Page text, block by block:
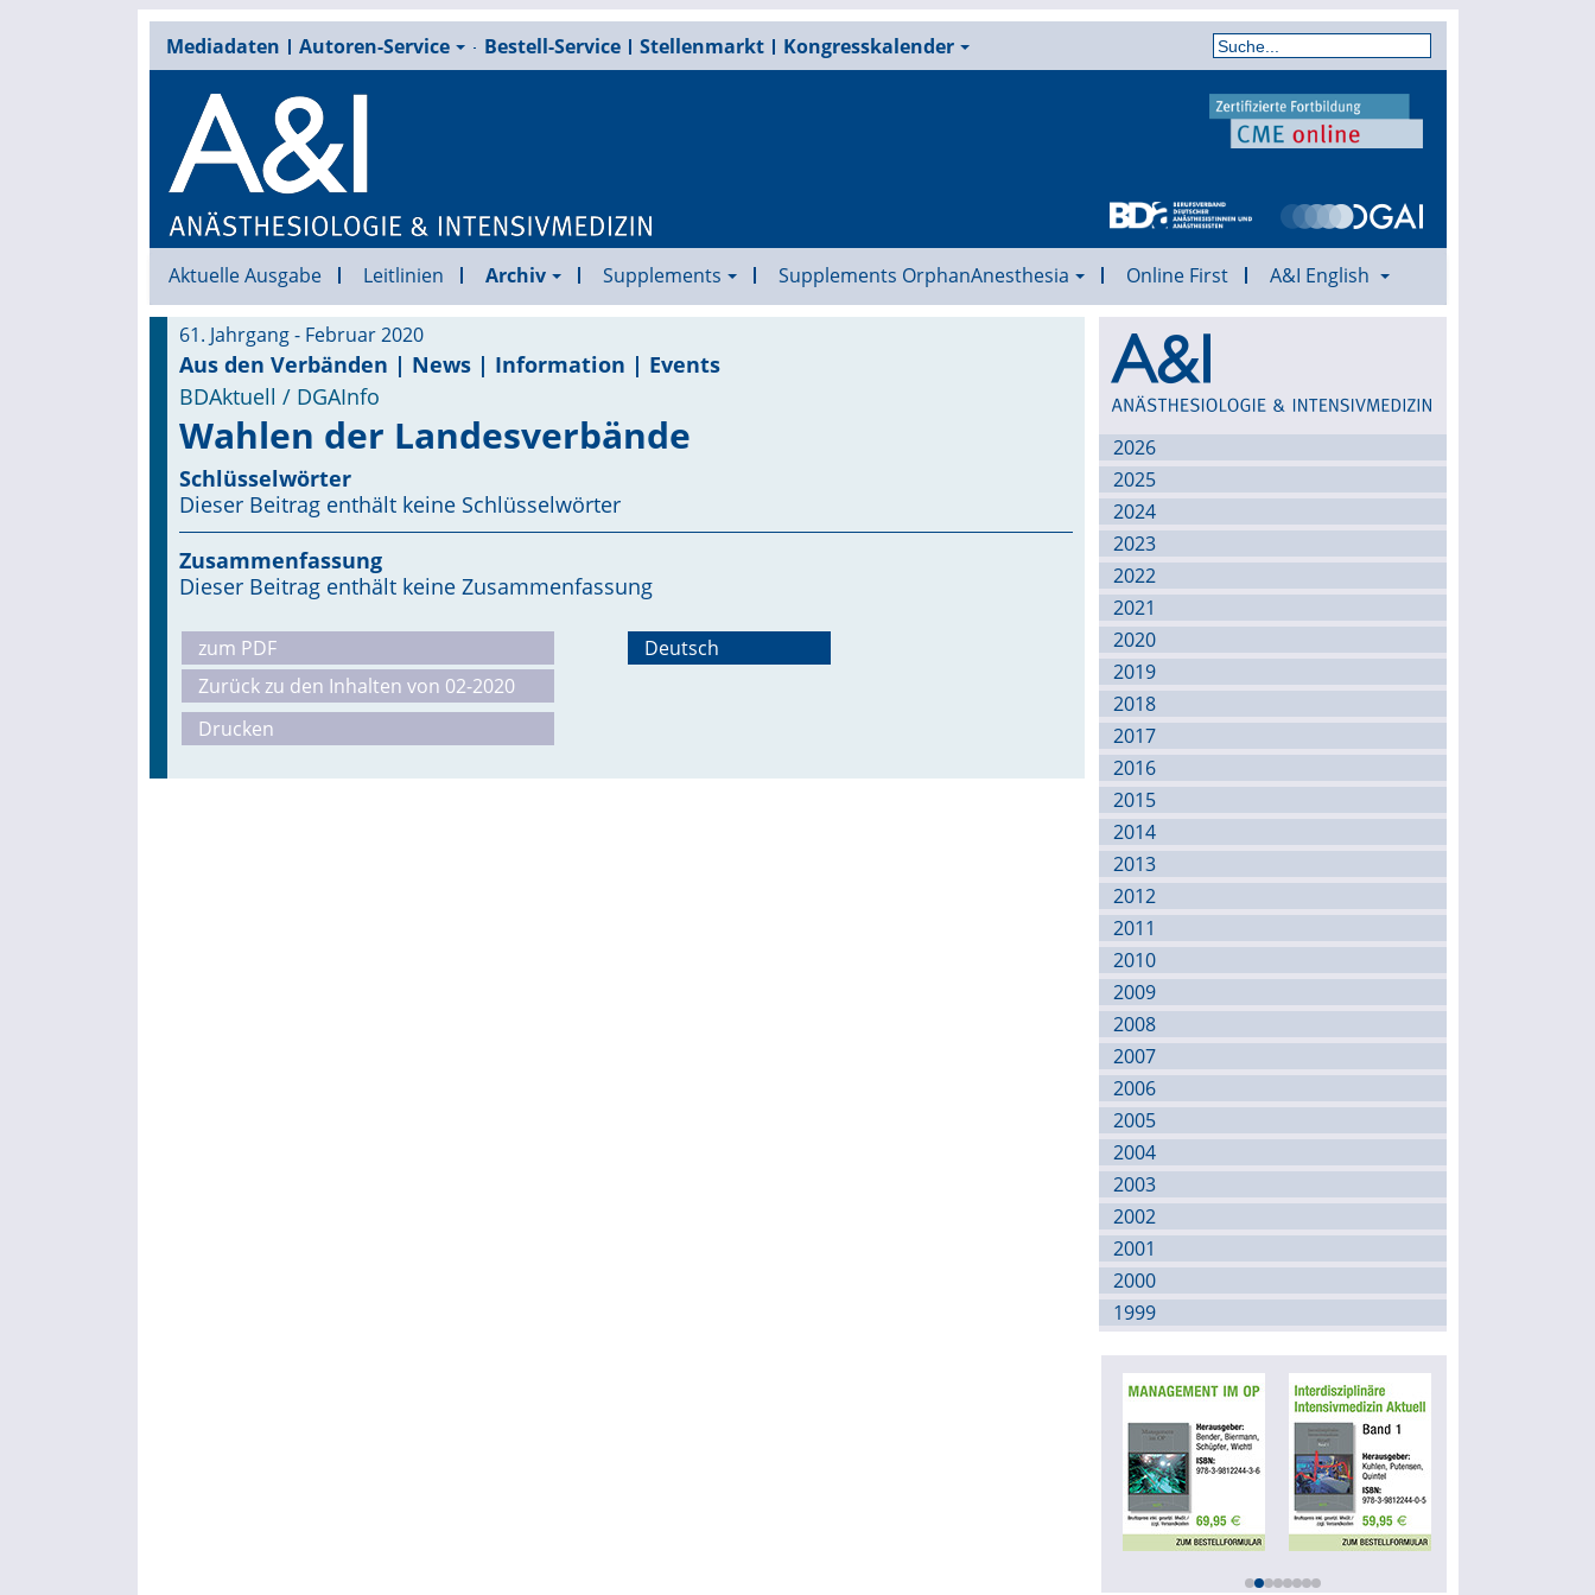
Mediadaten Autoren-Service Bestell-Service Stellenmarkt Kongresskalender
Aktuelle Ausgabe Leitlinien Archiv Supplements Supplements OrphanAnesthesia Online First A&I English
61. Jahrgang - Februar 2020
Aus den Verbänden | News | Information | Events
BDAktuell / DGAInfo
Wahlen der Landesverbände
Schlüsselwörter
Dieser Beitrag enthält keine Schlüsselwörter
Zusammenfassung
Dieser Beitrag enthält keine Zusammenfassung
zum PDF
Zurück zu den Inhalten von 02-2020
Drucken
Deutsch
Archiv
2026
2025
2024
2023
2022
2021
2020
2019
2018
2017
2016
2015
2014
2013
2012
2011
2010
2009
2008
2007
2006
2005
2004
2003
2002
2001
2000
1999